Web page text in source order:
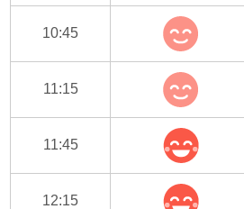
10:45
11:15
11:45
12:15